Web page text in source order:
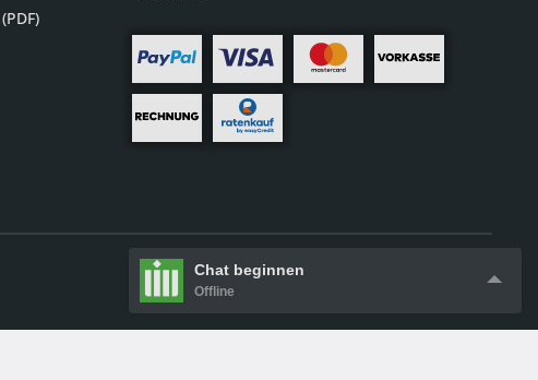
Chat beginnen
Offline